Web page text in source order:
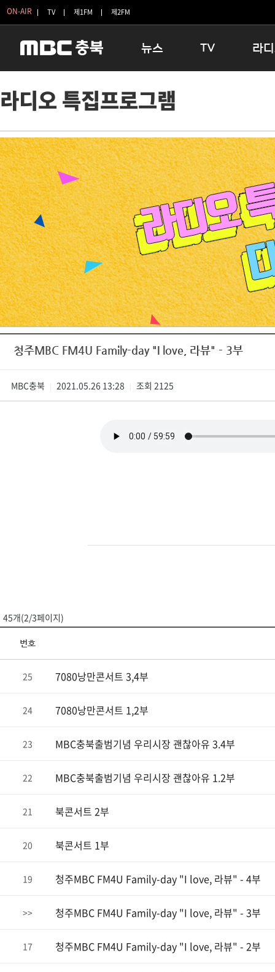
ON-AIR TV 제1FM 제2FM
뉴스
충청북도 교육청
괴산
단양
보은
영동
옥천
음성
제천
증평
진천
TV
충북 시사토론 창
전국시대
시청자 FLEX
특집프로그램
TV 속 정보
종영프로그램
라
우리 고
라디오특
라디오 특집프로그램
청주MBC FM4U Family-day "I love, 라뷰" - 3부
MBC충북 2021.05.26 13:28 조회 2125
45개(2/3페이지)
번호
25 7080낭만콘서트 3,4부
24 7080낭만콘서트 1,2부
23 MBC충북출범기념 우리시장 괜찮아유 3.4부
22 MBC충북출범기념 우리시장 괜찮아유 1.2부
21 북콘서트 2부
20 북콘서트 1부
19 청주MBC FM4U Family-day "I love, 라뷰" - 4부
>> 청주MBC FM4U Family-day "I love, 라뷰" - 3부
17 청주MBC FM4U Family-day "I love, 라뷰" - 2부